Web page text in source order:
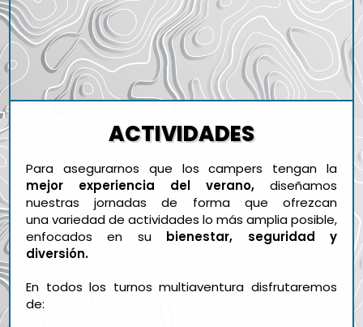
ACTIVIDADES
Para asegurarnos que los campers tengan la
mejor experiencia del verano, diseñamos
nuestras jornadas de forma que ofrezcan
una variedad de actividades lo más amplia posible,
enfocados en su bienestar, seguridad y
diversión.
En todos los turnos multiaventura disfrutaremos
de: